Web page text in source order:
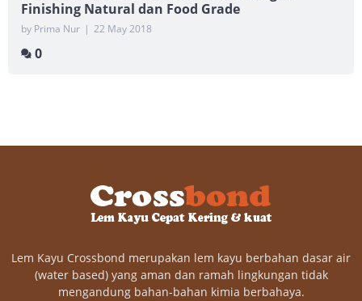
Finishing Natural dan Food Grade
by Prima Nur | 22 May 2018
0
Lem Kayu Crossbond merupakan lem kayu berbahan dasar air
(water based) yang aman dan ramah lingkungan tidak
mengandung bahan-bahan kimia berbahaya.